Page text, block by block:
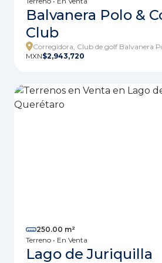
Balvanera Polo &
Club
Corregidora, Club de golf Balvanera
MXN$2,943,720
250.00 m²
Terreno • En Venta
Lago de Juriquilla